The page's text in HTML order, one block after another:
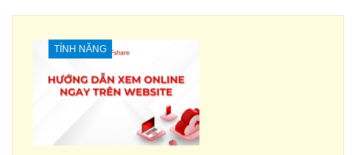
TÍNH NĂNG